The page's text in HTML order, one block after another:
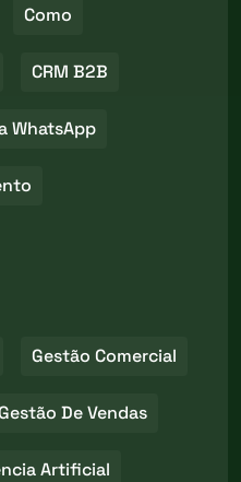
Como
CRM B2B
WhatsApp
Gestão Comercial
De Vendas
Artificial